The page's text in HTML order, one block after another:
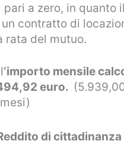
pari a zero, in quanto
un contratto di
rata del mutuo.
‘importo mensile
euro.
di